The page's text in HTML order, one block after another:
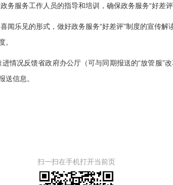
服务工作人员的指导和培训，确保政务服务“好差评
闻乐见的形式，做好政务服务“好差评”制度的宣传解
。
况反馈省政府办公厅（可与同期报送的“放管服”
送信息。
扫一扫在手机打开当前页